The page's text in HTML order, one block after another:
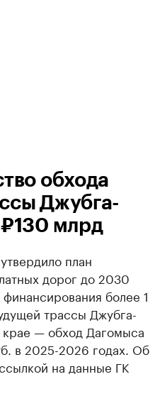
обхода
Джубга-
млрд
план
дорог до 2030
более 1
трассы Джубга-
— обход Дагомыса
в 2025-2026 годах. Об
на данные ГК